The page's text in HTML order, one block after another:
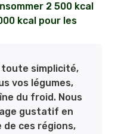
2 500 kcal
kcal pour les
toute simplicité,
vos légumes,
du froid. Nous
gustatif en
ces régions,